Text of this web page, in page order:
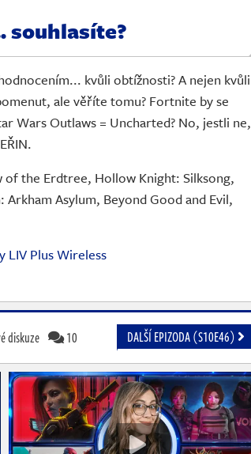
souhlasíte?
kvůli obtížnosti? A nejen kvůli
ale věříte tomu? Fortnite by se
Wars Outlaws = Uncharted? No, jestli ne,
of the Erdtree, Hollow Knight: Silksong,
Asylum, Beyond Good and Evil,
LIV Plus Wireless
diskuze 10 DALŠÍ EPIZODA (S10E46)